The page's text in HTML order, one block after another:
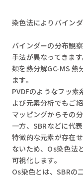
染色法によりバイン
バインダーの分布観
手法が異なってきま
類を熱分解GC-MS 熱
ます。
PVDFのようなフッ
よび元素分析でもご
マッピングからその
一方、SBRなどに代
特徴的な元素が存在
ないため、Os染色法
可視化します。
Os染色とは、SBRの